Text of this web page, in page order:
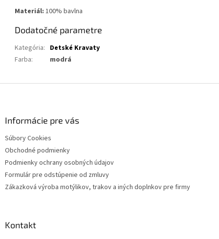
Materiál: 100% bavlna
Dodatočné parametre
Kategória: Detské Kravaty
Farba: modrá
Informácie pre vás
Súbory Cookies
Obchodné podmienky
Podmienky ochrany osobných údajov
Formulár pre odstúpenie od zmluvy
Zákazková výroba motýlikov, trakov a iných doplnkov pre firmy
Kontakt